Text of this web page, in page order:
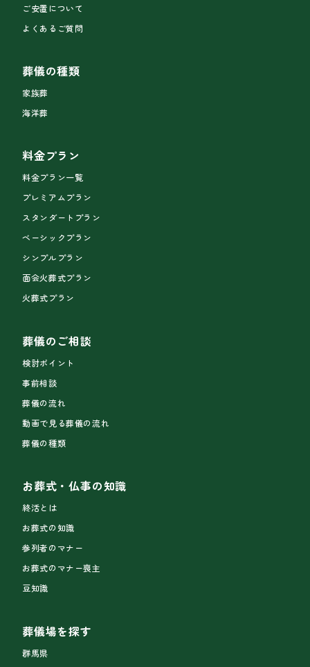
ご安置について
よくあるご質問
葬儀の種類
家族葬
海洋葬
料金プラン
料金プラン一覧
プレミアムプラン
スタンダートプラン
ベーシックプラン
シンプルプラン
面会火葬式プラン
火葬式プラン
葬儀のご相談
検討ポイント
事前相談
葬儀の流れ
動画で見る葬儀の流れ
葬儀の種類
お葬式・仏事の知識
終活とは
お葬式の知識
参列者のマナー
お葬式のマナー喪主
豆知識
葬儀場を探す
群馬県